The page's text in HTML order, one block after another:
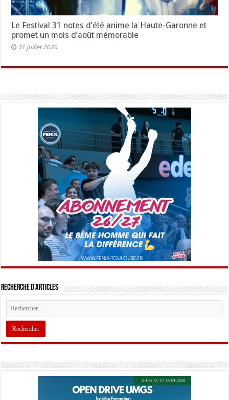
Le Festival 31 notes d’été anime la Haute-Garonne et
promet un mois d’août mémorable
31 juillet 2026
Recherche d’articles